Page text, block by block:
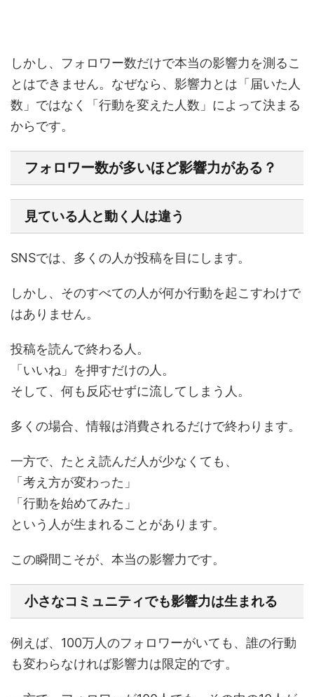
しかし、フォロワー数だけで本当の影響力を測るこ
とはできません。なぜなら、影響力とは「届いた人
数」ではなく「行動を変えた人数」によって決まる
からです。
フォロワー数が多いほど影響力がある？
見ている人と動く人は違う
SNSでは、多くの人が投稿を目にします。
しかし、そのすべての人が何か行動を起こすわけで
はありません。
投稿を読んで終わる人。
「いいね」を押すだけの人。
そして、何も反応せずに流してしまう人。
多くの場合、情報は消費されるだけで終わります。
一方で、たとえ読んだ人が少なくても、
「考え方が変わった」
「行動を始めてみた」
という人が生まれることがあります。
この瞬間こそが、本当の影響力です。
小さなコミュニティでも影響力は生まれる
例えば、100万人のフォロワーがいても、誰の行動
も変わらなければ影響力は限定的です。